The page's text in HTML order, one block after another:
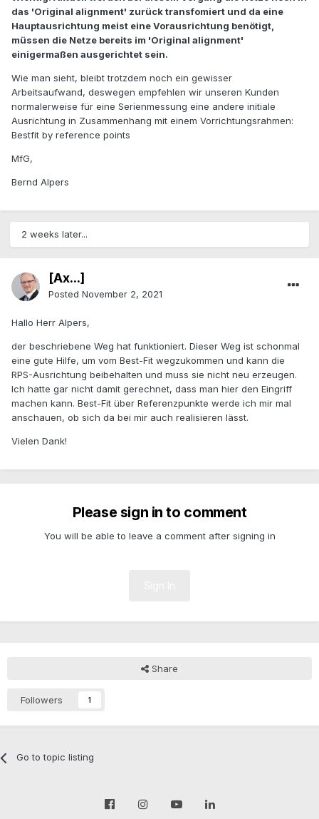
das 'Original alignment' zurück transfomiert und da eine
Hauptausrichtung meist eine Vorausrichtung benötigt,
müssen die Netze bereits im 'Original alignment'
einigermaßen ausgerichtet sein.
Wie man sieht, bleibt trotzdem noch ein gewisser
Arbeitsaufwand, deswegen empfehlen wir unseren Kunden
normalerweise für eine Serienmessung eine andere initiale
Ausrichtung in Zusammenhang mit einem Vorrichtungsrahmen:
Bestfit by reference points
MfG,
Bernd Alpers
2 weeks later...
[Ax...]
Posted November 2, 2021
Hallo Herr Alpers,
der beschriebene Weg hat funktioniert. Dieser Weg ist schonmal
eine gute Hilfe, um vom Best-Fit wegzukommen und kann die
RPS-Ausrichtung beibehalten und muss sie nicht neu erzeugen.
Ich hatte gar nicht damit gerechnet, dass man hier den Eingriff
machen kann. Best-Fit über Referenzpunkte werde ich mir mal
anschauen, ob sich da bei mir auch realisieren lässt.
Vielen Dank!
Please sign in to comment
You will be able to leave a comment after signing in
Share
Followers 1
Go to topic listing